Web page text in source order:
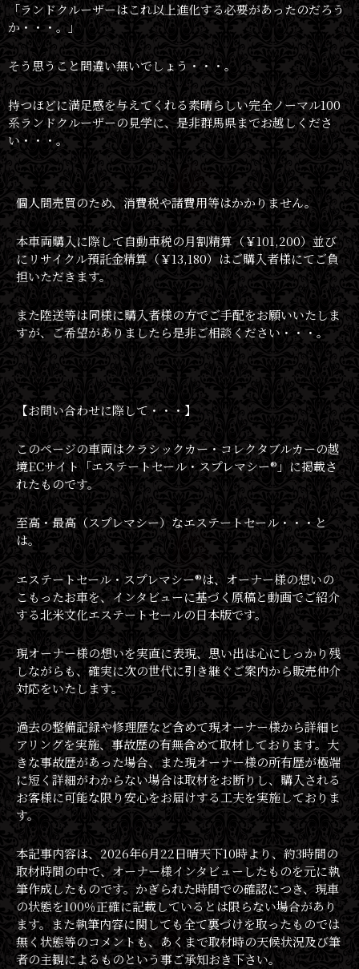
「ランドクルーザーはこれ以上進化する必要があったのだろう
か・・・。」
そう思うこと間違い無いでしょう・・・。
持つほどに満足感を与えてくれる素晴らしい完全ノーマル100
系ランドクルーザーの見学に、是非群馬県までお越しくださ
い・・・。
個人間売買のため、消費税や諸費用等はかかりません。
本車両購入に際して自動車税の月割精算（￥101,200）並び
にリサイクル預託金精算（￥13,180）はご購入者様にてご負
担いただきます。
また陸送等は同様に購入者様の方でご手配をお願いいたしま
すが、ご希望がありましたら是非ご相談ください・・・。
【お問い合わせに際して・・・】
このページの車両はクラシックカー・コレクタブルカーの越
境ECサイト「エステートセール・スプレマシー®︎」に掲載さ
れたものです。
至高・最高（スプレマシー）なエステートセール・・・と
は。
エステートセール・スプレマシー®︎は、オーナー様の想いの
こもったお車を、インタビューに基づく原稿と動画でご紹介
する北米文化エステートセールの日本版です。
現オーナー様の想いを実直に表現、思い出は心にしっかり残
しながらも、確実に次の世代に引き継ぐご案内から販売仲介
対応をいたします。
過去の整備記録や修理歴など含めて現オーナー様から詳細ヒ
アリングを実施、事故歴の有無含めて取材しております。大
きな事故歴があった場合、また現オーナー様の所有歴が極端
に短く詳細がわからない場合は取材をお断りし、購入される
お客様に可能な限り安心をお届けする工夫を実施しておりま
す。
本記事内容は、2026年6月22日晴天下10時より、約3時間の
取材時間の中で、オーナー様インタビューしたものを元に執
筆作成したものです。かぎられた時間での確認につき、現車
の状態を100％正確に記載しているとは限らない場合があり
ます。また執筆内容に関しても全て裏づけを取ったものでは
無く状態等のコメントも、あくまで取材時の天候状況及び筆
者の主観によるものという事ご承知おき下さい。